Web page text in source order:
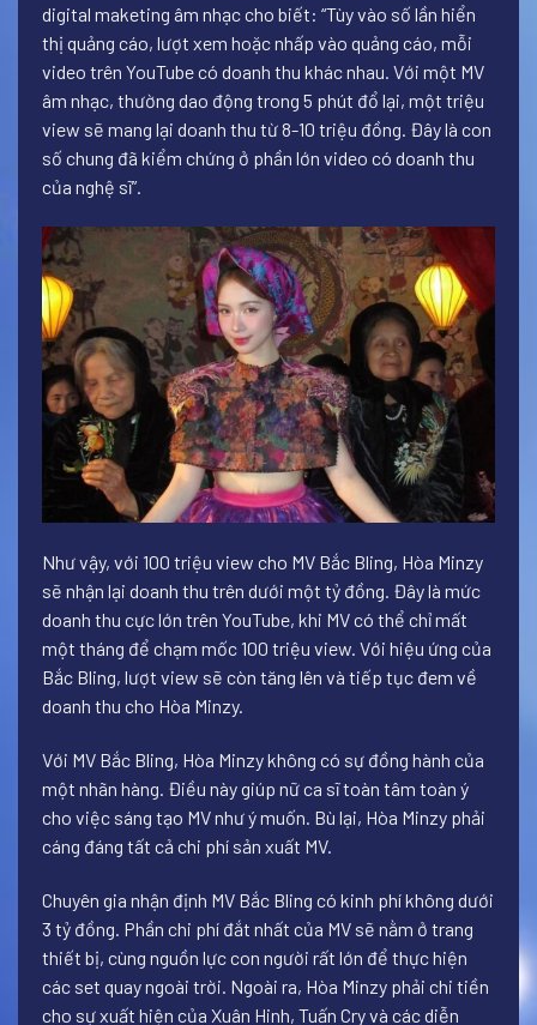
digital maketing âm nhạc cho biết: “Tùy vào số lần hiển
thị quảng cáo, lượt xem hoặc nhấp vào quảng cáo, mỗi
video trên YouTube có doanh thu khác nhau. Với một MV
âm nhạc, thường dao động trong 5 phút đổ lại, một triệu
view sẽ mang lại doanh thu từ 8-10 triệu đồng. Đây là con
số chung đã kiểm chứng ở phần lớn video có doanh thu
của nghệ sĩ”.
Như vậy, với 100 triệu view cho MV Bắc Bling, Hòa Minzy
sẽ nhận lại doanh thu trên dưới một tỷ đồng. Đây là mức
doanh thu cực lớn trên YouTube, khi MV có thể chỉ mất
một tháng để chạm mốc 100 triệu view. Với hiệu ứng của
Bắc Bling, lượt view sẽ còn tăng lên và tiếp tục đem về
doanh thu cho Hòa Minzy.
Với MV Bắc Bling, Hòa Minzy không có sự đồng hành của
một nhãn hàng. Điều này giúp nữ ca sĩ toàn tâm toàn ý
cho việc sáng tạo MV như ý muốn. Bù lại, Hòa Minzy phải
cáng đáng tất cả chi phí sản xuất MV.
Chuyên gia nhận định MV Bắc Bling có kinh phí không dưới
3 tỷ đồng. Phần chi phí đắt nhất của MV sẽ nằm ở trang
thiết bị, cùng nguồn lực con người rất lớn để thực hiện
các set quay ngoài trời. Ngoài ra, Hòa Minzy phải chi tiền
cho sự xuất hiện của Xuân Hinh, Tuấn Cry và các diễn